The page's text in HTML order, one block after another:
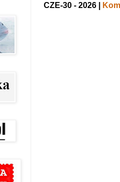
CZE-30 - 2026 |